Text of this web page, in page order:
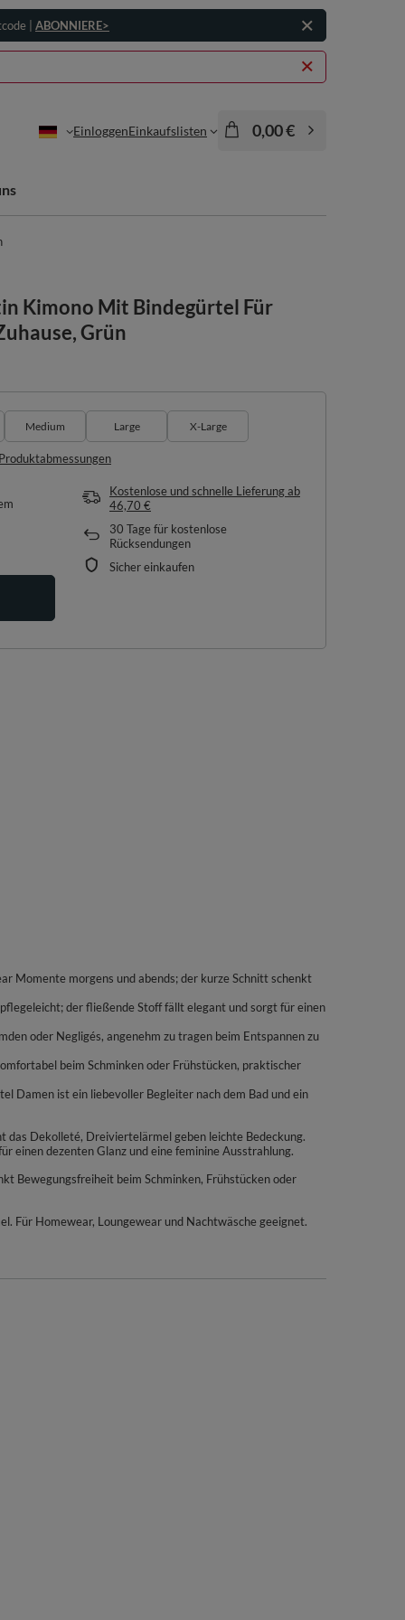
| ABONNIERE>
EinloggenEinkaufslisten 0,00 €
Kimono Mit Bindegürtel Für
Grün
Medium Large X-Large
Kostenlose und schnelle Lieferungab
46,70 €
30 Tage für kostenlose
Rücksendungen
Sicher einkaufen
Momente morgens und abends; der kurze Schnitt schenkt
der fließende Stoff fällt elegant und sorgt für einen
oder Negligés, angenehm zu tragen beim Entspannen zu
beim Schminken oder Frühstücken, praktischer
Damen ist ein liebevoller Begleiter nach dem Bad und ein
das Dekolleté, Dreiviertelärmel geben leichte Bedeckung.
einen dezenten Glanz und eine feminine Ausstrahlung.
Bewegungsfreiheit beim Schminken, Frühstücken oder
Für Homewear, Loungewear und Nachtwäsche geeignet.